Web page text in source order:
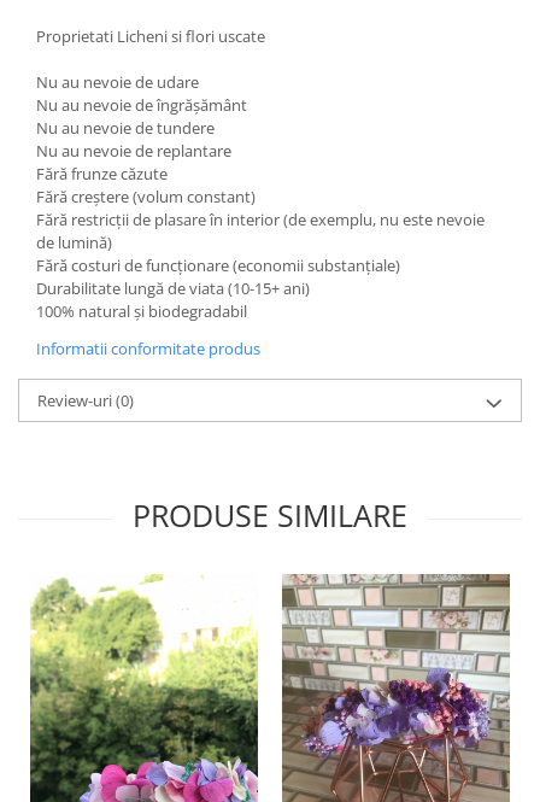
Proprietati Licheni si flori uscate
Nu au nevoie de udare
Nu au nevoie de îngrășământ
Nu au nevoie de tundere
Nu au nevoie de replantare
Fără frunze căzute
Fără creștere (volum constant)
Fără restricții de plasare în interior (de exemplu, nu este nevoie
de lumină)
Fără costuri de funcționare (economii substanțiale)
Durabilitate lungă de viata (10-15+ ani)
100% natural și biodegradabil
Informatii conformitate produs
Review-uri(0)
PRODUSE SIMILARE